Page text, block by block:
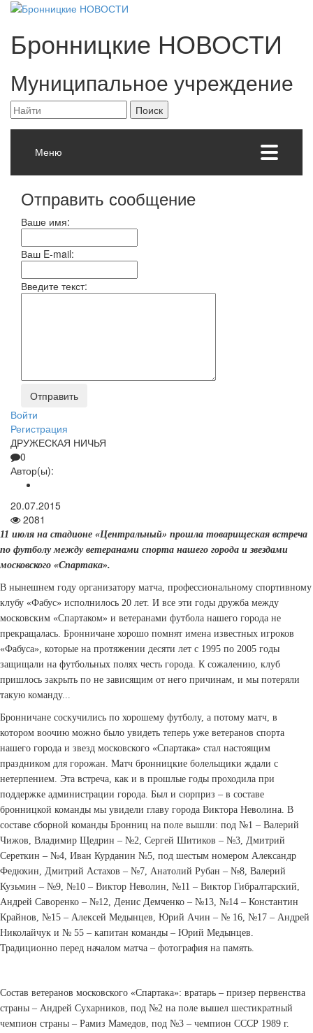
Бронницкие НОВОСТИ
Муниципальное учреждение
Меню
Отправить сообщение
Ваше имя:
Ваш E-mail:
Введите текст:
Войти
Регистрация
ДРУЖЕСКАЯ НИЧЬЯ
0
Автор(ы):
20.07.2015
2081
11 июля на стадионе «Центральный» прошла товарищеская встреча
по футболу между ветеранами спорта нашего города и звездами
московского «Спартака».
В нынешнем году организатору матча, профессиональному спортивному
клубу «Фабус» исполнилось 20 лет. И все эти годы дружба между
московским «Спартаком» и ветеранами футбола нашего города не
прекращалась. Бронничане хорошо помнят имена известных игроков
«Фабуса», которые на протяжении десяти лет с 1995 по 2005 годы
защищали на футбольных полях честь города. К сожалению, клуб
пришлось закрыть по не зависящим от него причинам, и мы потеряли
такую команду...
Бронничане соскучились по хорошему футболу, а потому матч, в
котором воочию можно было увидеть теперь уже ветеранов спорта
нашего города и звезд московского «Спартака» стал настоящим
праздником для горожан. Матч бронницкие болельщики ждали с
нетерпением. Эта встреча, как и в прошлые годы проходила при
поддержке администрации города. Был и сюрприз – в составе
бронницкой команды мы увидели главу города Виктора Неволина. В
составе сборной команды Бронниц на поле вышли: под №1 – Валерий
Чижов, Владимир Щедрин – №2, Сергей Шитиков – №3, Дмитрий
Сереткин – №4, Иван Курданин №5, под шестым номером ­Александр
Федюхин, Дмитрий Астахов – №7, Анатолий Рубан – №8, Валерий
Кузьмин – №9, №10 – Виктор Неволин, №11 – Виктор Гибралтарский,
Андрей Саворенко – №12, Денис Демченко – №13, №14 – Константин
Крайнов, №15 – Алексей Медынцев, Юрий Ачин – № 16, №17 – Андрей
Николайчук и № 55 – капитан команды – Юрий Медынцев.
Традиционно перед началом матча – фотография на память.
Состав ветеранов московского «Спартака»: вратарь – призер первенства
страны – Андрей Сухарников, под №2 на поле вышел шестикратный
чемпион страны – Рамиз Мамедов, под №3 – чемпион СССР 1989 г.